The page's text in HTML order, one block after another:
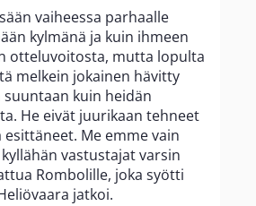
vaiheessa parhaalle
kylmänä ja kuin ihmeen
otteluvoitosta, mutta lopulta
melkein jokainen hävitty
kuin heidän
He eivät juurikaan tehneet
Me emme vain
vastustajat varsin
Rombolille, joka syötti
jatkoi.